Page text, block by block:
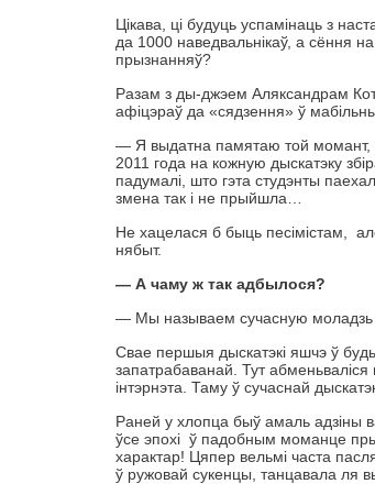
Цікава, ці будуць успамінаць з
да 1000 наведвальнікаў, а сёння
прызнанняў?
Разам з ды-джэем Аляксандрам
афіцэраў да «сядзення» ў
— Я выдатна памятаю той момант,
2011 года на кожную дыскатэку
падумалі, што гэта студэнты
змена так і не прыйшла…
Не хацелася б быць песімістам,
нябыт.
— А чаму ж так адбылося?
— Мы называем сучасную моладзь
Свае першыя дыскатэкі яшчэ ў
запатрабаванай. Тут абменьваліся
інтэрнэта. Таму ў сучаснай
Раней у хлопца быў амаль адзіны
ўсе эпохі ў падобным моманце
характар! Цяпер вельмі часта
ў ружовай сукенцы, танцавала ля